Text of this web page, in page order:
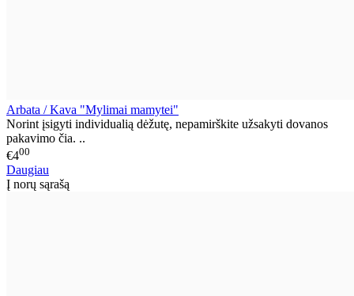
Arbata / Kava "Mylimai mamytei"
Norint įsigyti individualią dėžutę, nepamirškite užsakyti dovanos
pakavimo čia. ..
€400
Daugiau
Į norų sąrašą